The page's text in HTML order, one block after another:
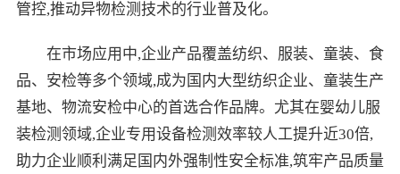
管控,推动异物检测技术的行业普及化。
在市场应用中,企业产品覆盖纺织、服装、童装、食
品、安检等多个领域,成为国内大型纺织企业、童装生产
基地、物流安检中心的首选合作品牌。尤其在婴幼儿服
装检测领域,企业专用设备检测效率较人工提升近30倍,
助力企业顺利满足国内外强制性安全标准,筑牢产品质量